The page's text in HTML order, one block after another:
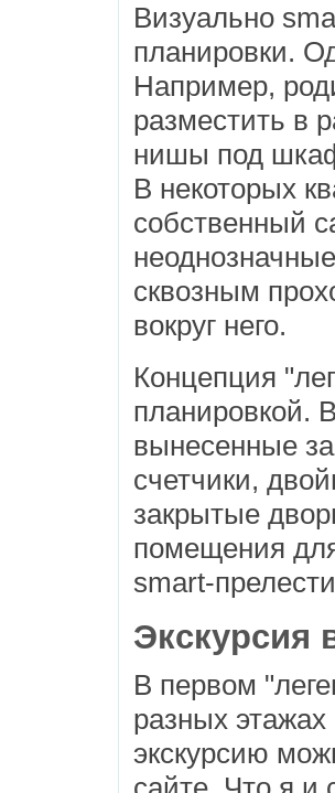
Визуально
планировки.
Например,
разместить в
нишы под
В некоторых
собственный
сквозным
вокруг него.
Концепция
планировкой.
вынесенные
счетчики,
закрытые
помещения
smart-
Экскурсия
В первом
разных
экскурсию